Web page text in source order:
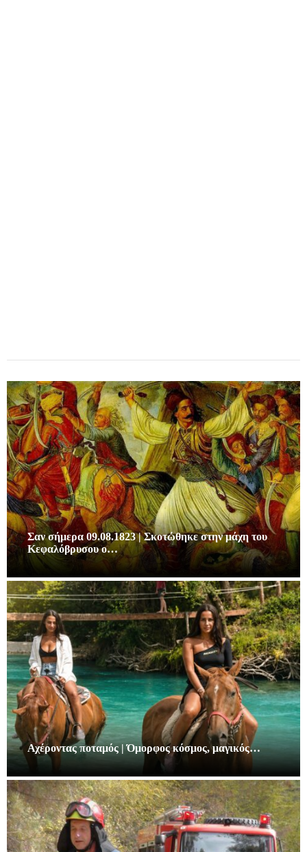
Σαν σήμερα 09.08.1823 | Σκοτώθηκε στην μάχη του
Κεφαλόβρυσου ο…
Αχέροντας ποταμός | Όμορφος κόσμος, μαγικός…